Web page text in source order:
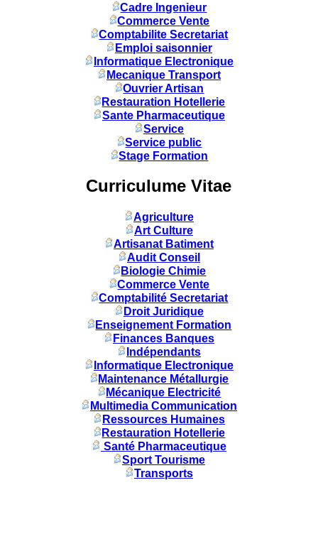
Cadre Ingenieur
Commerce Vente
Comptabilite Secretariat
Emploi saisonnier
Informatique Electronique
Mecanique Transport
Ouvrier Artisan
Restauration Hotellerie
Sante Pharmaceutique
Service
Service public
Stage Formation
Curriculume Vitae
Agriculture
Art Culture
Artisanat Batiment
Audit Conseil
Biologie Chimie
Commerce Vente
Comptabilité Secretariat
Droit Juridique
Enseignement Formation
Finances Banques
Indépendants
Informatique Electronique
Maintenance Métallurgie
Mécanique Electricité
Multimedia Communication
Ressources Humaines
Restauration Hotellerie
Santé Pharmaceutique
Sport Tourisme
Transports